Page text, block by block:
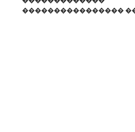
����������������